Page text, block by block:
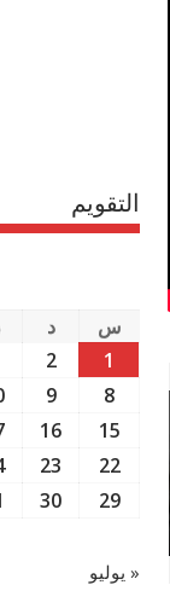
التقويم
س د
1
2
8
9
15
16
22
23
29
30
« يوليو